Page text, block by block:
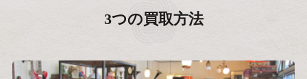
3つの買取方法